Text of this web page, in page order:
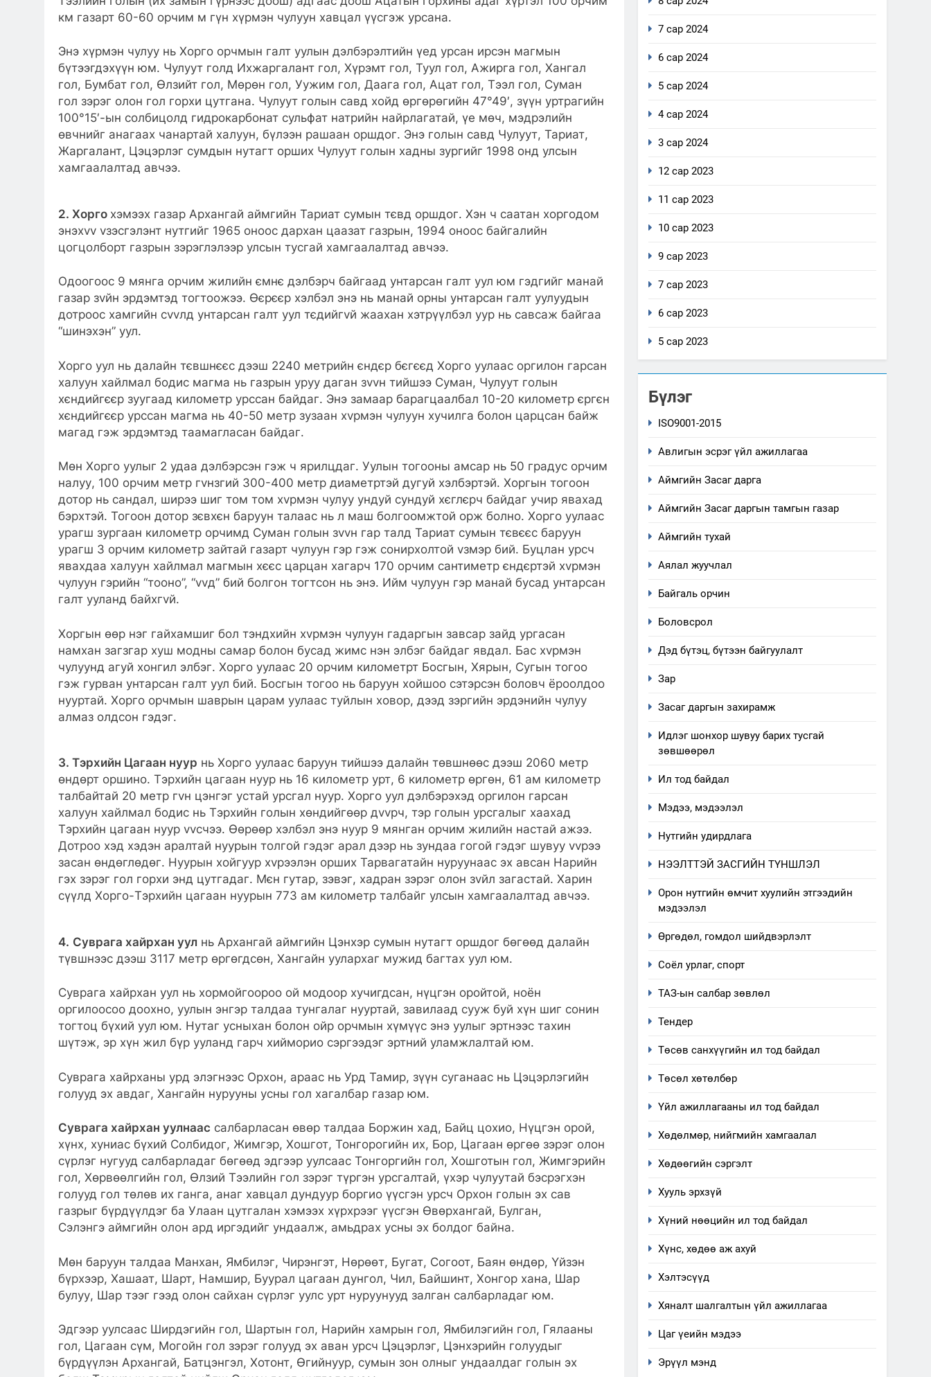
км газарт 60-60 орчим м гүн хүрмэн чулуун хавцал үүсгэж урсана.
Энэ хүрмэн чулуу нь Хорго орчмын галт уулын дэлбэрэлтийн үед урсан ирсэн магмын
бүтээгдэхүүн юм. Чулуут голд Ихжаргалант гол, Хүрэмт гол, Туул гол, Ажирга гол, Хангал
гол, Бумбат гол, Өлзийт гол, Мөрөн гол, Уужим гол, Даага гол, Ацат гол, Тээл гол, Суман
гол зэрэг олон гол горхи цутгана. Чулуут голын савд хойд өргөрөгийн 47°49′, зүүн уртрагийн
100°15′-ын солбицолд гидрокарбонат сульфат натрийн найрлагатай, үе мөч, мэдрэлийн
өвчнийг анагаах чанартай халуун, бүлээн рашаан оршдог. Энэ голын савд Чулуут, Тариат,
Жаргалант, Цэцэрлэг сумдын нутагт орших Чулуут голын хадны зургийг 1998 онд улсын
хамгаалалтад авчээ.
2. Хорго хэмээх газар Архангай аймгийн Тариат сумын тєвд оршдог. Хэн ч саатан хоргодом
энэхvv vзэсгэлэнт нутгийг 1965 оноос дархан цаазат газрын, 1994 оноос байгалийн
цогцолборт газрын зэрэглэлээр улсын тусгай хамгаалалтад авчээ.
Одоогоос 9 мянга орчим жилийн ємнє дэлбэрч байгаад унтарсан галт уул юм гэдгийг манай
газар зvйн эрдэмтэд тогтоожээ. Өєрєєр хэлбэл энэ нь манай орны унтарсан галт уулуудын
дотроос хамгийн сvvлд унтарсан галт уул тєдийгvй жаахан хэтрүүлбэл уур нь савсаж байгаа
“шинэхэн” уул.
Хорго уул нь далайн тєвшнєєс дээш 2240 метрийн єндєр бєгєєд Хорго уулаас оргилон гарсан
халуун хайлмал бодис магма нь газрын уруу даган зvvн тийшээ Суман, Чулуут голын
хєндийгєєр зуугаад километр урссан байдаг. Энэ замаар барагцаалбал 10-20 километр єргєн
хєндийгєєр урссан магма нь 40-50 метр зузаан хvрмэн чулуун хучилга болон царцсан байж
магад гэж эрдэмтэд таамагласан байдаг.
Мөн Хорго уулыг 2 удаа дэлбэрсэн гэж ч ярилцдаг. Уулын тогооны амсар нь 50 градус орчим
налуу, 100 орчим метр гvнзгий 300-400 метр диаметртэй дугуй хэлбэртэй. Хоргын тогоон
дотор нь сандал, ширээ шиг том том хvрмэн чулуу ундуй сундуй хєглєрч байдаг учир явахад
бэрхтэй. Тогоон дотор зєвхєн баруун талаас нь л маш болгоомжтой орж болно. Хорго уулаас
урагш зургаан километр орчимд Суман голын зvvн гар талд Тариат сумын тєвєєс баруун
урагш 3 орчим километр зайтай газарт чулуун гэр гэж сонирхолтой vзмэр бий. Буцлан урсч
явахдаа халуун хайлмал магмын хєєс царцан хагарч 170 орчим сантиметр єндєртэй хvрмэн
чулуун гэрийн “тооно”, “vvд” бий болгон тогтсон нь энэ. Ийм чулуун гэр манай бусад унтарсан
галт ууланд байхгvй.
Хоргын өөр нэг гайхамшиг бол тэндхийн хvрмэн чулуун гадаргын завсар зайд ургасан
намхан загзгар хуш модны самар болон бусад жимс нэн элбэг байдаг явдал. Бас хvрмэн
чулуунд агуй хонгил элбэг. Хорго уулаас 20 орчим километрт Босгын, Хярын, Сугын тогоо
гэж гурван унтарсан галт уул бий. Босгын тогоо нь баруун хойшоо сэтэрсэн боловч ёроолдоо
нууртай. Хорго орчмын шаврын царам уулаас туйлын ховор, дээд зэргийн эрдэнийн чулуу
алмаз олдсон гэдэг.
3. Тэрхийн Цагаан нуур нь Хорго уулаас баруун тийшээ далайн төвшнөөс дээш 2060 метр
өндөрт оршино. Тэрхийн цагаан нуур нь 16 километр урт, 6 километр өргөн, 61 ам километр
талбайтай 20 метр гvн цэнгэг устай урсгал нуур. Хорго уул дэлбэрэхэд оргилон гарсан
халуун хайлмал бодис нь Тэрхийн голын хөндийгөөр дvvрч, тэр голын урсгалыг хаахад
Тэрхийн цагаан нуур vvсчээ. Өөрөөр хэлбэл энэ нуур 9 мянган орчим жилийн настай ажээ.
Дотроо хэд хэдэн аралтай нуурын толгой гэдэг арал дээр нь зундаа гогой гэдэг шувуу vvрээ
засан өндөглөдөг. Нуурын хойгуур хvрээлэн орших Тарвагатайн нуруунаас эх авсан Нарийн
гэх зэрэг гол горхи энд цутгадаг. Мєн гутар, зэвэг, хадран зэрэг олон зvйл загастай. Харин
сүүлд Хорго-Тэрхийн цагаан нуурын 773 ам километр талбайг улсын хамгаалалтад авчээ.
4. Суврага хайрхан уул нь Архангай аймгийн Цэнхэр сумын нутагт оршдог бөгөөд далайн
түвшнээс дээш 3117 метр өргөгдсөн, Хангайн уулархаг мужид багтах уул юм.
Суврага хайрхан уул нь хормойгоороо ой модоор хучигдсан, нүцгэн оройтой, ноён
оргилоосоо доохно, уулын энгэр талдаа тунгалаг нууртай, завилаад сууж буй хүн шиг сонин
тогтоц бүхий уул юм. Нутаг усныхан болон ойр орчмын хүмүүс энэ уулыг эртнээс тахин
шүтэж, эр хүн жил бүр ууланд гарч хийморио сэргээдэг эртний уламжлалтай юм.
Суврага хайрханы урд элэгнээс Орхон, араас нь Урд Тамир, зүүн суганаас нь Цэцэрлэгийн
голууд эх авдаг, Хангайн нурууны усны гол хагалбар газар юм.
Суврага хайрхан уулнаас салбарласан өвөр талдаа Боржин хад, Байц цохио, Нүцгэн орой,
хүнх, хуниас бүхий Солбидог, Жимгэр, Хошгот, Тонгорогийн их, Бор, Цагаан өргөө зэрэг олон
сүрлэг нугууд салбарладаг бөгөөд эдгээр уулсаас Тонгоргийн гол, Хошготын гол, Жимгэрийн
гол, Хөрвөөлгийн гол, Өлзий Тээлийн гол зэрэг түргэн урсгалтай, үхэр чулуутай бэсрэгхэн
голууд гол төлөв их ганга, анаг хавцал дундуур боргио үүсгэн урсч Орхон голын эх сав
газрыг бүрдүүлдэг ба Улаан цутгалан хэмээх хүрхрээг үүсгэн Өвөрхангай, Булган,
Сэлэнгэ аймгийн олон ард иргэдийг ундаалж, амьдрах усны эх болдог байна.
Мөн баруун талдаа Манхан, Ямбилэг, Чирэнгэт, Нөрөөт, Бугат, Согоот, Баян өндөр, Үйзэн
бүрхээр, Хашаат, Шарт, Намшир, Буурал цагаан дунгол, Чил, Байшинт, Хонгор хана, Шар
булуу, Шар тээг гээд олон сайхан сүрлэг уулс урт нуруунууд залган салбарладаг юм.
Эдгээр уулсаас Ширдэгийн гол, Шартын гол, Нарийн хамрын гол, Ямбилэгийн гол, Гялааны
гол, Цагаан сүм, Могойн гол зэрэг голууд эх аван урсч Цэцэрлэг, Цэнхэрийн голуудыг
бүрдүүлэн Архангай, Батцэнгэл, Хотонт, Өгийнуур, сумын зон олныг ундаалдаг голын эх
7 сар 2024
6 сар 2024
5 сар 2024
4 сар 2024
3 сар 2024
12 сар 2023
11 сар 2023
10 сар 2023
9 сар 2023
7 сар 2023
6 сар 2023
5 сар 2023
Бүлэг
ISO9001-2015
Авлигын эсрэг үйл ажиллагаа
Аймгийн Засаг дарга
Аймгийн Засаг даргын тамгын газар
Аймгийн тухай
Аялал жуучлал
Байгаль орчин
Боловсрол
Дэд бүтэц, бүтээн байгуулалт
Зар
Засаг даргын захирамж
Идлэг шонхор шувуу барих тусгай
зөвшөөрөл
Ил тод байдал
Мэдээ, мэдээлэл
Нутгийн удирдлага
НЭЭЛТТЭЙ ЗАСГИЙН ТҮНШЛЭЛ
Орон нутгийн өмчит хуулийн этгээдийн
мэдээлэл
Өргөдөл, гомдол шийдвэрлэлт
Соёл урлаг, спорт
ТАЗ-ын салбар зөвлөл
Тендер
Төсөв санхүүгийн ил тод байдал
Төсөл хөтөлбөр
Үйл ажиллагааны ил тод байдал
Хөдөлмөр, нийгмийн хамгаалал
Хөдөөгийн сэргэлт
Хууль эрхзүй
Хүний нөөцийн ил тод байдал
Хүнс, хөдөө аж ахуй
Хэлтэсүүд
Хяналт шалгалтын үйл ажиллагаа
Цаг үеийн мэдээ
Эрүүл мэнд